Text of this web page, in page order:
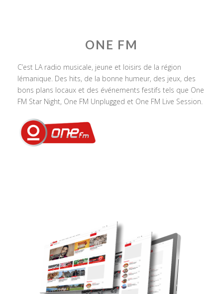
ONE FM
C’est LA radio musicale, jeune et loisirs de la région
lémanique. Des hits, de la bonne humeur, des jeux, des
bons plans locaux et des événements festifs tels que One
FM Star Night, One FM Unplugged et One FM Live Session.